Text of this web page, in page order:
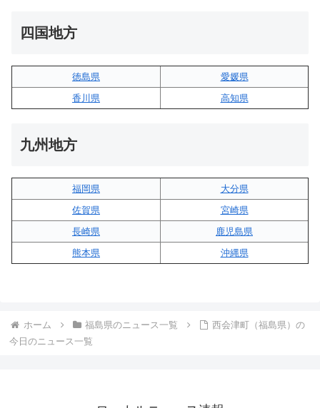
四国地方
徳島県
愛媛県
香川県
高知県
九州地方
福岡県
大分県
佐賀県
宮崎県
長崎県
鹿児島県
熊本県
沖縄県
ホーム 福島県のニュース一覧
西会津町（福島県）の
今日のニュース一覧